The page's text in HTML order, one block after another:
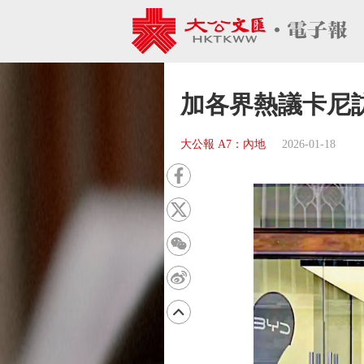
加各界熱議卡尼
大公報 A7：內地 2026-01-18